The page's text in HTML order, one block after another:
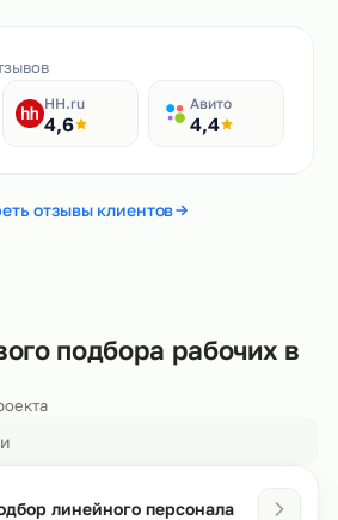
HH.ru
4,6
Авито
4,4
отзывы клиентов
подбора рабочих в
линейного персонала